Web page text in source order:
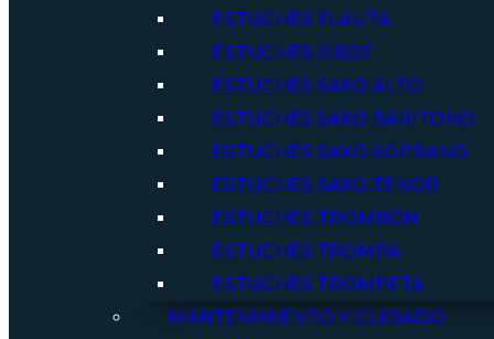
ESTUCHES FLAUTA
ESTUCHES OBOE
ESTUCHES SAXO ALTO
ESTUCHES SAXO BARITONO
ESTUCHES SAXO SOPRANO
ESTUCHES SAXO TENOR
ESTUCHES TROMBÓN
ESTUCHES TROMPA
ESTUCHES TROMPETA
MANTENIMIENTO Y CUIDADO